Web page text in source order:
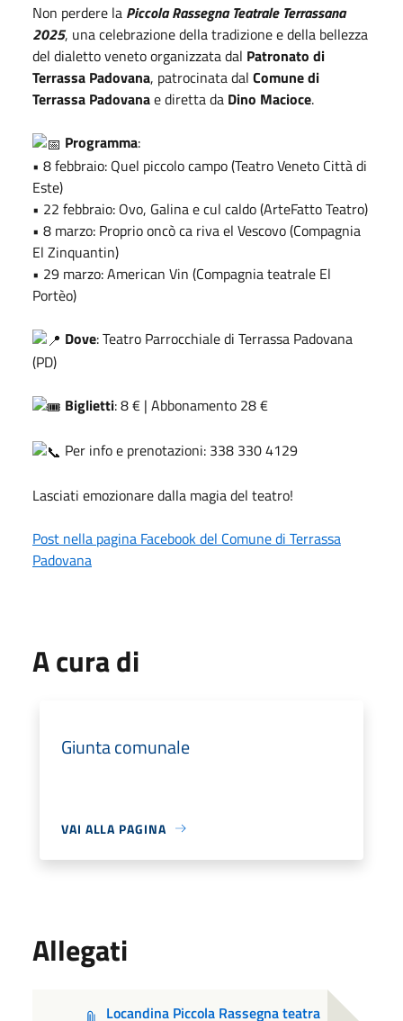
Non perdere la Piccola Rassegna Teatrale Terrassana
2025, una celebrazione della tradizione e della bellezza
del dialetto veneto organizzata dal Patronato di
Terrassa Padovana, patrocinata dal Comune di
Terrassa Padovanae diretta da Dino Macioce.
Programma:
• 8 febbraio: Quel piccolo campo (Teatro Veneto Città di
Este)
• 22 febbraio: Ovo, Galina e cul caldo (ArteFatto Teatro)
• 8 marzo: Proprio oncò ca riva el Vescovo (Compagnia
El Zinquantin)
• 29 marzo: American Vin (Compagnia teatrale El
Portèo)
Dove: Teatro Parrocchiale di Terrassa Padovana
(PD)
Biglietti: 8 € | Abbonamento 28 €
Per info e prenotazioni: 338 330 4129
Lasciati emozionare dalla magia del teatro!
Post nella pagina Facebook del Comune di Terrassa
Padovana
A cura di
Giunta comunale
VAI ALLA PAGINA
Allegati
Locandina Piccola Rassegna teatra